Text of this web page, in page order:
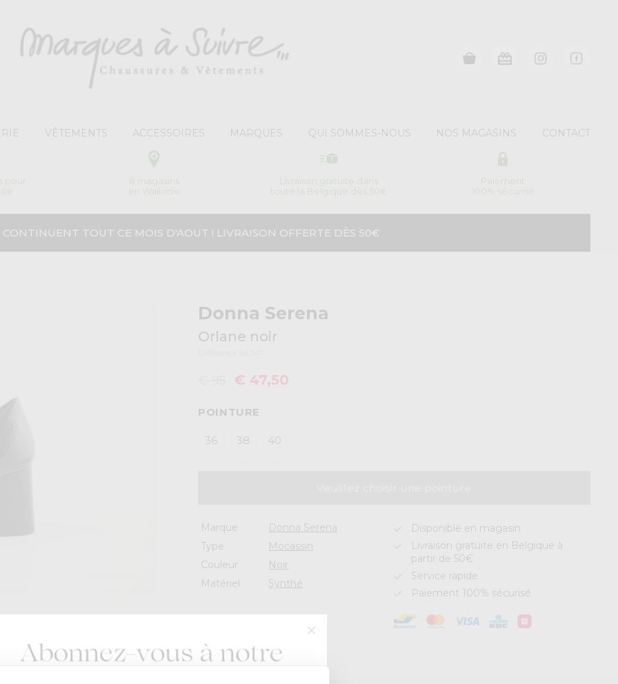
VÊTEMENTS ACCESSOIRES MARQUES QUI SOMMES-NOUS NOS MAGASINS CONTACT
pour
8 magasins
en Wallonie
Livraison gratuite dans
toute la Belgique dès 50€
Paiement
100% sécurisé
CONTINUENT TOUT CE MOIS D'AOUT ! LIVRAISON OFFERTE DÈS 50€
Donna Serena
Orlane noir
€ 47,50
POINTURE
36 38 40
Marque
Donna Serena
Type
Mocassin
Couleur
Noir
Matériel
Synthé
Disponible en magasin
Livraison gratuite en Belgique à
partir de 50€
Service rapide
Paiement 100% sécurisé